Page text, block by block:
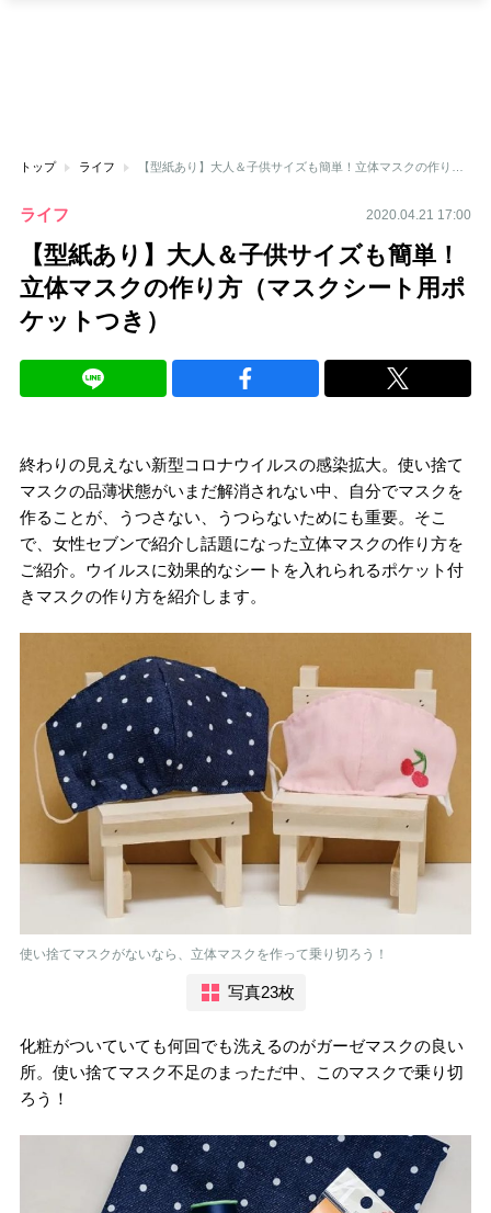
トップ ライフ
ライフ 2020.04.21 17:00
【型紙あり】大人＆子供サイズも簡単！
立体マスクの作り方（マスクシート用ポ
ケットつき）
終わりの見えない新型コロナウイルスの感染拡大。使い捨て
マスクの品薄状態がいまだ解消されない中、自分でマスクを
作ることが、うつさない、うつらないためにも重要。そこ
で、女性セブンで紹介し話題になった立体マスクの作り方を
ご紹介。ウイルスに効果的なシートを入れられるポケット付
きマスクの作り方を紹介します。
使い捨てマスクがないなら、立体マスクを作って乗り切ろう！
写真23枚
化粧がついていても何回でも洗えるのがガーゼマスクの良い
所。使い捨てマスク不足のまっただ中、このマスクで乗り切
ろう！